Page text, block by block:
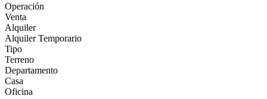
Operación
Venta
Alquiler
Alquiler Temporario
Tipo
Terreno
Departamento
Casa
Oficina